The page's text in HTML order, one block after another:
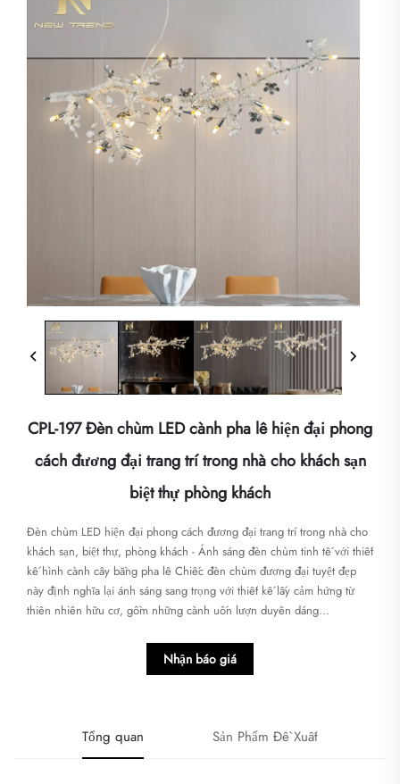
CPL-197 Đèn chùm LED cành pha lê hiện đại phong
cách đương đại trang trí trong nhà cho khách sạn
biệt thự phòng khách
Đèn chùm LED hiện đại phong cách đương đại trang trí trong nhà cho
khách sạn, biệt thự, phòng khách - Ánh sáng đèn chùm tinh tế với thiết
kế hình cành cây bằng pha lê Chiếc đèn chùm đương đại tuyệt đẹp
này định nghĩa lại ánh sáng sang trọng với thiết kế lấy cảm hứng từ
thiên nhiên hữu cơ, gồm những cành uốn lượn duyên dáng...
Nhận báo giá
Tổng quan Sản Phẩm Đề Xuất